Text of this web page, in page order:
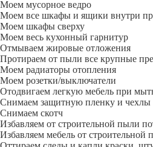
Моем мусорное ведро
Моем все шкафы и ящики внутри
Моем шкафы сверху
Моем весь кухонный гарнитур
Отмываем жировые отложения
Протираем от пыли все крупные
Моем радиаторы отопления
Моем розетки/выключатели
Отодвигаем легкую мебель при
Снимаем защитную пленку и чехлы
Снимаем скотч
Избавляем от строительной пыли
Избавляем мебель от строительной